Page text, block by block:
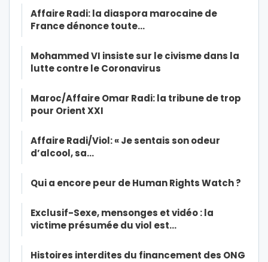
Affaire Radi: la diaspora marocaine de
France dénonce toute…
Mohammed VI insiste sur le civisme dans la
lutte contre le Coronavirus
Maroc/Affaire Omar Radi: la tribune de trop
pour Orient XXI
Affaire Radi/Viol: « Je sentais son odeur
d’alcool, sa…
Qui a encore peur de Human Rights Watch ?
Exclusif-Sexe, mensonges et vidéo : la
victime présumée du viol est…
Histoires interdites du financement des ONG